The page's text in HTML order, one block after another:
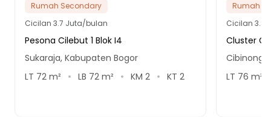
Rumah Secondary
Cicilan 3.7 Juta/bulan
Pesona Cilebut 1 Blok I4
Sukaraja, Kabupaten Bogor
LT 72 m² LB 72 m² KM 2 KT 2
Rumah
Cicilan 3.8
Cluster
Cibinong,
LT 76 m²